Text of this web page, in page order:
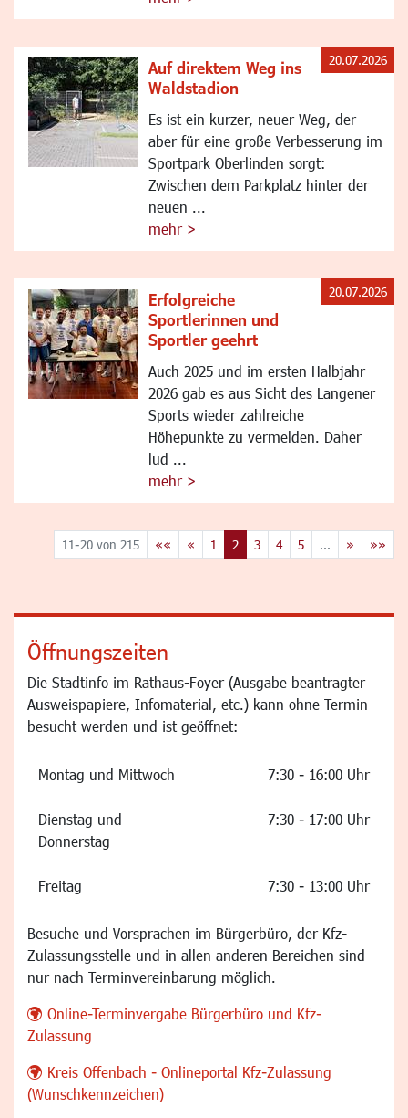
Auf direktem Weg ins
Waldstadion
Es ist ein kurzer, neuer Weg, der
aber für eine große Verbesserung im
Sportpark Oberlinden sorgt:
Zwischen dem Parkplatz hinter der
neuen ...
mehr >
20.07.2026
Erfolgreiche
Sportlerinnen und
Sportler geehrt
Auch 2025 und im ersten Halbjahr
2026 gab es aus Sicht des Langener
Sports wieder zahlreiche
Höhepunkte zu vermelden. Daher
lud ...
mehr >
20.07.2026
11-20 von 215 «« « 1 2 3 4 5 ... » »»
Öffnungszeiten
Die Stadtinfo im Rathaus-Foyer (Ausgabe beantragter
Ausweispapiere, Infomaterial, etc.) kann ohne Termin
besucht werden und ist geöffnet:
Montag und Mittwoch 7:30 - 16:00 Uhr
Dienstag und
Donnerstag
7:30 - 17:00 Uhr
Freitag 7:30 - 13:00 Uhr
Besuche und Vorsprachen im Bürgerbüro, der Kfz-
Zulassungsstelle und in allen anderen Bereichen sind
nur nach Terminvereinbarung möglich.
Online-Terminvergabe Bürgerbüro und Kfz-
Zulassung
Kreis Offenbach - Onlineportal Kfz-Zulassung
(Wunschkennzeichen)